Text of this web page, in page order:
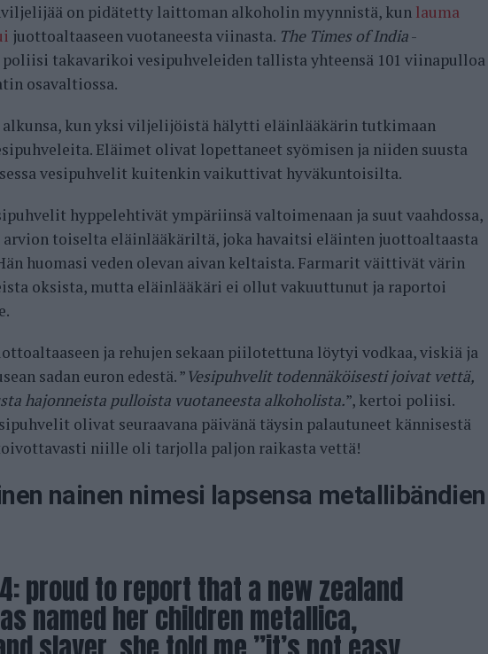
on pidätetty laittoman alkoholin myynnistä, kun lauma
juottoaltaaseen vuotaneesta viinasta. The Times of India-
poliisi takavarikoi vesipuhveleiden tallista yhteensä 101 viinapulloa
osavaltiossa.
alkunsa, kun yksi viljelijöistä hälytti eläinlääkärin tutkimaan
Eläimet olivat lopettaneet syömisen ja niiden suusta
vesipuhvelit kuitenkin vaikuttivat hyväkuntoisilta.
hyppelehtivät ympäriinsä valtoimenaan ja suut vaahdossa,
toiselta eläinlääkäriltä, joka havaitsi eläinten juottoaltaasta
huomasi veden olevan aivan keltaista. Farmarit väittivät värin
oksista, mutta eläinlääkäri ei ollut vakuuttunut ja raportoi
ja rehujen sekaan piilotettuna löytyi vodkaa, viskiä ja
sadan euron edestä. ”Vesipuhvelit todennäköisesti joivat vettä,
hajonneista pulloista vuotaneesta alkoholista.”, kertoi poliisi.
olivat seuraavana päivänä täysin palautuneet kännisestä
niille oli tarjolla paljon raikasta vettä!
nainen nimesi lapsensa metallibändien
proud to report that a new zealand
named her children metallica,